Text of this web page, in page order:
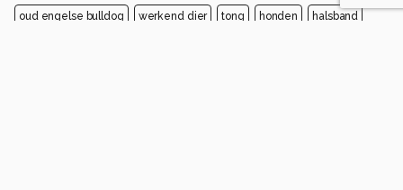
oud engelse bulldog werkend dier tong honden halsband